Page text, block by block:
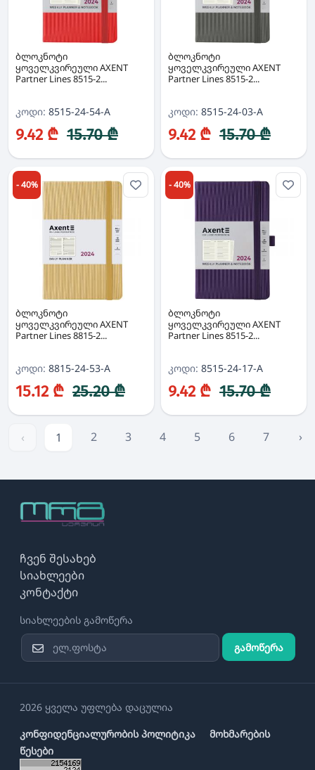
ბლოკნოტი
ყოველკვირეული AXENT
Partner Lines 8515-2...
კოდი: 8515-24-54-A
9.42 ₾ 15.70 ₾
ბლოკნოტი
ყოველკვირეული AXENT
Partner Lines 8515-2...
კოდი: 8515-24-03-A
9.42 ₾ 15.70 ₾
- 40%
ბლოკნოტი
ყოველკვირეული AXENT
Partner Lines 8815-2...
კოდი: 8815-24-53-A
15.12 ₾ 25.20 ₾
- 40%
ბლოკნოტი
ყოველკვირეული AXENT
Partner Lines 8515-2...
კოდი: 8515-24-17-A
9.42 ₾ 15.70 ₾
‹ 1 2 3 4 5 6 7 ›
ჩვენ შესახებ
სიახლეები
კონტაქტი
სიახლეების გამოწერა
გამოწერა
2026 ყველა უფლება დაცულია
კონფიდენციალურობის პოლიტიკა
მოხმარების
წესები